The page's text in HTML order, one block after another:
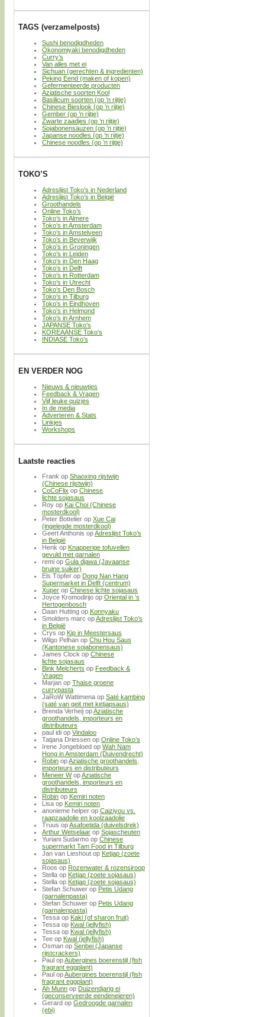
TAGS (verzamelposts)
Sushi benodigdheden
Okonomiyaki benodigdheden
Curry’s
Van alles met ei
Sichuan (gerechten & ingredienten)
Peking Eend (maken of kopen)
Gefermenteerde producten
Aziatische soorten Kool
Basilicum soorten (op ’n rijtje)
Chinese Bieslook (op ’n rijtje)
Gember (op ’n rijtje)
Zwarte zaadjes (op ’n rijtje)
Sojabonensauzen (op ’n rijtje)
Japanse noodles (op ’n rijtje)
Chinese noodles (op ’n rijtje)
TOKO’S
Adreslijst Toko’s in Nederland
Adreslijst Toko’s in België
Groothandels
Online Toko’s
Toko’s in Almere
Toko’s in Amsterdam
Toko’s in Amstelveen
Toko’s in Beverwijk
Toko’s in Groningen
Toko’s in Leiden
Toko’s in Den Haag
Toko’s in Delft
Toko’s in Rotterdam
Toko’s in Utrecht
Toko’s Den Bosch
Toko’s in Tilburg
Toko’s in Eindhoven
Toko’s in Helmond
Toko’s in Arnhem
JAPANSE Toko’s
KOREAANSE Toko’s
INDIASE Toko’s
EN VERDER NOG
Nieuws & nieuwtjes
Feedback & Vragen
Vijf leuke quizjes
In de media
Adverteren & Stats
Linkjes
Workshops
Laatste reacties
Frank op Shaoxing rijstwijn
(Chinese rijstwijn)
CoCoFlix op Chinese
lichte sojasaus
Roy op Kai Choi (Chinese
mosterdkool)
Peter Bottelier op Xue Cai
(ingelegde mosterdkool)
Geert Anthonis opAdreslijst Toko’s
in België
Henk op Knapperige tofuvellen
gevuld met garnalen
remi op Gula djawa (Javaanse
bruine suiker)
Els Töpfer op Dong Nan Hang
Supermarket in Delft (centrum)
Xuper op Chinese lichte sojasaus
Joyce Kromodirijo op Oriental in ’s
Hertogenbosch
Daan Hutting op Konnyaku
Smolders marc opAdreslijst Toko’s
in België
Crys op Kip in Meestersaus
Wilgo Pelhan op Chu Hou Saus
(Kantonese sojabonensaus)
James Clock op Chinese
lichte sojasaus
Bink Melcherts op Feedback &
Vragen
Marjan op Thaise groene
currypasta
JaRoW Wattimena op Saté kambing
(saté van geit met ketjapsaus)
Brenda Verheij opAziatische
groothandels, importeurs en
distributeurs
paul idi op Vindaloo
Tatjana Driessen op Online Toko’s
Irene Jongebloed op Wah Nam
Hong in Amsterdam (Duivendrecht)
Robin opAziatische groothandels,
importeurs en distributeurs
Meneer WopAziatische
groothandels, importeurs en
distributeurs
Robin op Kemiri noten
Lisa op Kemiri noten
anonieme helper op Caiziyou vs.
raapzaadolie en koolzaadolie
Truus opAsafoetida (duivelsdrek)
Arthur Wetselaar op Sojascheuten
Yuriani Sudarmo op Chinese
supermarkt Tam Food in Tilburg
Jan van Lieshout op Ketjap (zoete
sojasaus)
Roos op Rozenwater & rozensiroop
Stella op Ketjap (zoete sojasaus)
Stella op Ketjap (zoete sojasaus)
Stefan Schuwer op Petis Udang
(garnalenpasta)
Stefan Schuwer op Petis Udang
(garnalenpasta)
Tessa op Kaki (of sharon fruit)
Tessa op Kwal (jellyfish)
Tessa op Kwal (jellyfish)
Tee op Kwal (jellyfish)
Osman op Senbei (Japanse
rijstcrackers)
Paul opAubergines boerenstijl (fish
fragrant eggplant)
Paul opAubergines boerenstijl (fish
fragrant eggplant)
Ah Munn op Duizendjarig ei
(geconserveerde eendeneieren)
Gerard op Gedroogde garnalen
(ebi)